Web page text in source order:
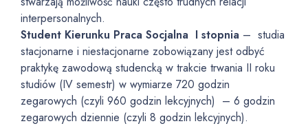
interpersonalnych.
Student Kierunku Praca Socjalna I stopnia – studia
stacjonarne i niestacjonarne zobowiązany jest odbyć
praktykę zawodową studencką w trakcie trwania II roku
studiów (IV semestr) w wymiarze 720 godzin
zegarowych (czyli 960 godzin lekcyjnych) – 6 godzin
zegarowych dziennie (czyli 8 godzin lekcyjnych).